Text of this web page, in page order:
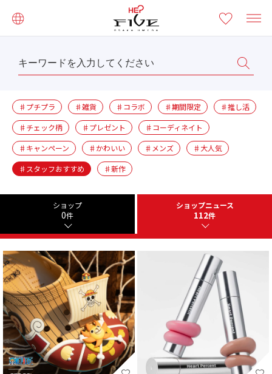
♯プチプラ ♯雑貨 ♯コラボ ♯期間限定
♯推し活
♯チェック柄
♯プレゼント
♯コーディネイト
♯キャンペーン
♯かわいい ♯メンズ
♯大人気
♯スタッフおすすめ
♯新作
ショップ
0件
ショップニュース
112件